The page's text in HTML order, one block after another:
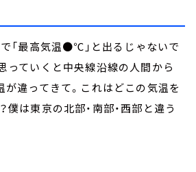
で「最高気温●℃」と出るじゃないで
っていくと中央線沿線の人間から
が違ってきて。これはどこの気温を
僕は東京の北部・南部・西部と違う